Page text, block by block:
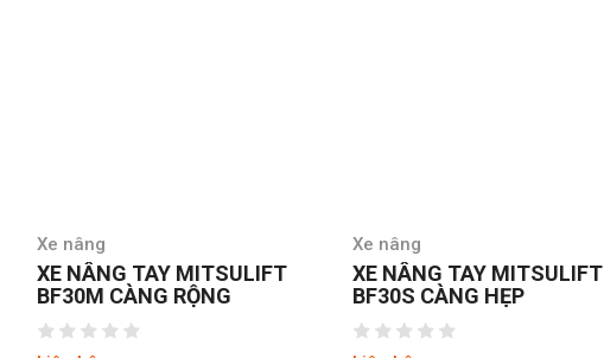
Xe nâng
XE NÂNG TAY MITSULIFT
BF30M CÀNG RỘNG
Xe nâng
XE NÂNG TAY MITSULIFT
BF30S CÀNG HẸP